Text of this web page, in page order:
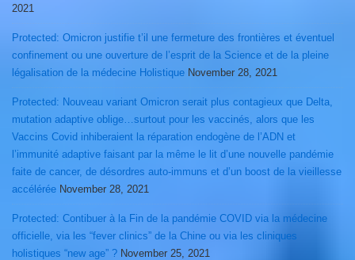
2021
Protected: Omicron justifie t’il une fermeture des frontières et éventuel
confinement ou une ouverture de l’esprit de la Science et de la pleine
légalisation de la médecine Holistique November 28, 2021
Protected: Nouveau variant Omicron serait plus contagieux que Delta,
mutation adaptive oblige…surtout pour les vaccinés, alors que les
Vaccins Covid inhiberaient la réparation endogène de l’ADN et
l’immunité adaptive faisant par la même le lit d’une nouvelle pandémie
faite de cancer, de désordres auto-immuns et d’un boost de la vieillesse
accélérée November 28, 2021
Protected: Contibuer à la Fin de la pandémie COVID via la médecine
officielle, via les “fever clinics” de la Chine ou via les cliniques
holistiques “new age” ? November 25, 2021